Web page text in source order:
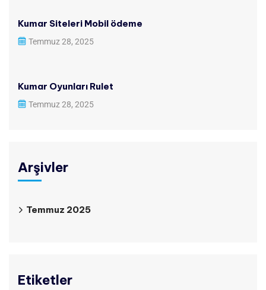
Kumar Siteleri Mobil ödeme
Temmuz 28, 2025
Kumar Oyunları Rulet
Temmuz 28, 2025
Arşivler
Temmuz 2025
Etiketler